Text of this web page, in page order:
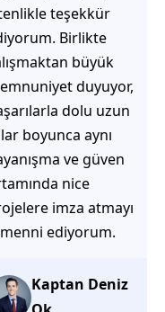
hızlı ve
çözümler
çalışıyorlar.
ön
tutan
ilgili
ve
hizmet
sayesinde
bir ekip